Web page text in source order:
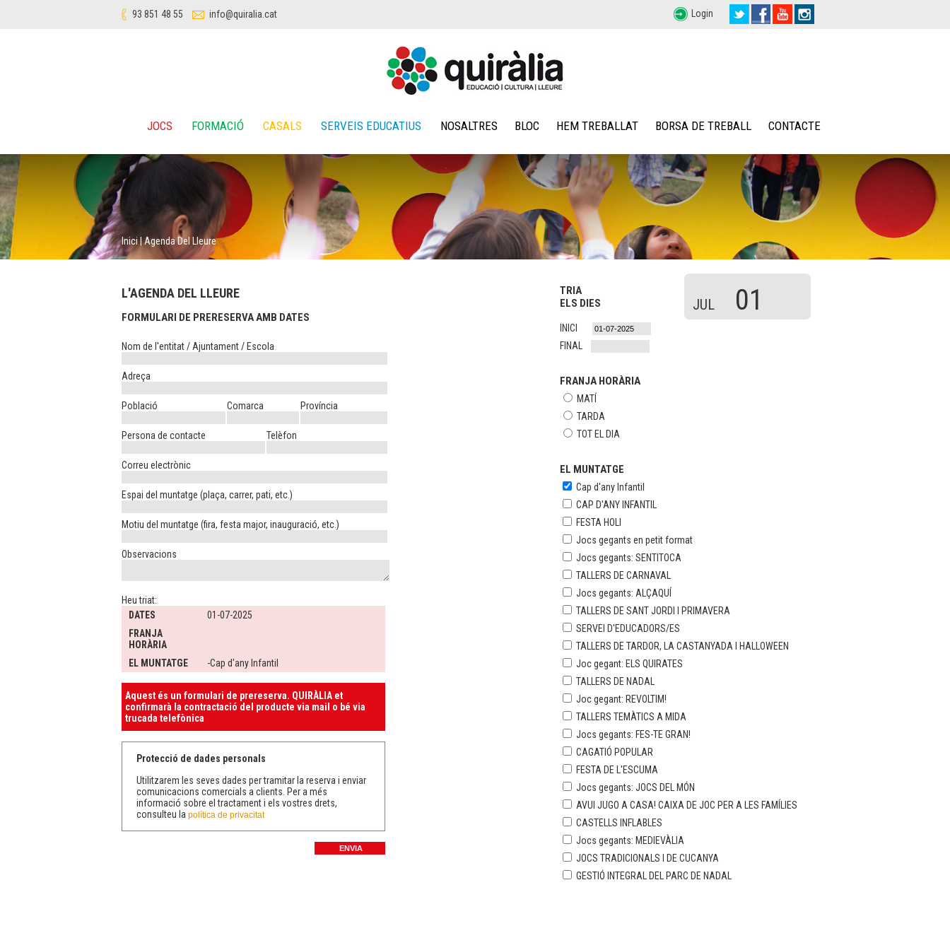
93 851 48 55 info@quiralia.cat Login
JOCS FORMACIÓ CASALS SERVEIS EDUCATIUS NOSALTRES BLOC HEM TREBALLAT BORSA DE TREBALL CONTACTE
Inici|Agenda Del Lleure
L'AGENDA DEL LLEURE
FORMULARI DE PRERESERVA AMB DATES
Nom de l'entitat / Ajuntament / Escola
Adreça
Població Comarca Província
Persona de contacte Telèfon
Correu electrònic
Espai del muntatge (plaça, carrer, pati, etc.)
Motiu del muntatge (fira, festa major, inauguració, etc.)
Observacions
Heu triat:
DATES
01-07-2025
FRANJA
HORÀRIA
EL MUNTATGE
-Cap d'any Infantil
Aquest és un formulari de prereserva. QUIRÀLIA et
confirmarà la contractació del producte via mail o bé via
trucada telefònica
Protecció de dades personals
Utilitzarem les seves dades per tramitar la reserva i enviar
comunicacions comercials a clients. Per a més
informació sobre el tractament i els vostres drets,
consulteu la política de privacitat
TRIA
ELS DIES
JUL 01
INICI
FINAL
FRANJA HORÀRIA
MATÍ
TARDA
TOT EL DIA
EL MUNTATGE
Cap d'any Infantil
CAP D'ANY INFANTIL
FESTA HOLI
Jocs gegants en petit format
Jocs gegants: SENTITOCA
TALLERS DE CARNAVAL
Jocs gegants: ALÇAQUÍ
TALLERS DE SANT JORDI I PRIMAVERA
SERVEI D'EDUCADORS/ES
TALLERS DE TARDOR, LA CASTANYADA I HALLOWEEN
Joc gegant: ELS QUIRATES
TALLERS DE NADAL
Joc gegant: REVOLTIM!
TALLERS TEMÀTICS A MIDA
Jocs gegants: FES-TE GRAN!
CAGATIÓ POPULAR
FESTA DE L'ESCUMA
Jocs gegants: JOCS DEL MÓN
AVUI JUGO A CASA! CAIXA DE JOC PER A LES FAMÍLIES
CASTELLS INFLABLES
Jocs gegants: MEDIEVÀLIA
JOCS TRADICIONALS I DE CUCANYA
GESTIÓ INTEGRAL DEL PARC DE NADAL